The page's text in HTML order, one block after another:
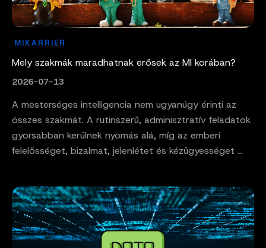
MIKARRIER
Mely szakmák maradhatnak erősek az MI korában?
2026-07-13
A mesterséges intelligencia nem ugyanúgy érinti az
összes szakmát. A rutinszerű, adminisztratív feladatok
gyorsabban kerülnek nyomás alá, míg az emberi
felelősséget, bizalmat, jelenlétet és kézügyességet ...